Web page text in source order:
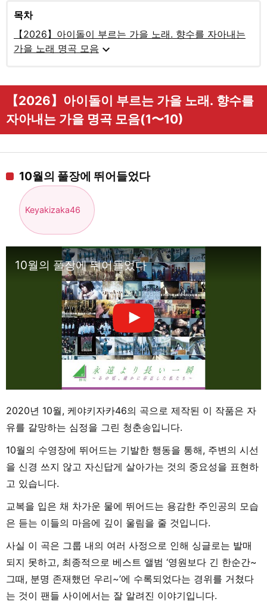
목차
【2026】아이돌이 부르는 가을 노래. 향수를 자아내는
가을 노래 명곡 모음 expand_more
【2026】아이돌이 부르는 가을 노래. 향수를
자아내는 가을 명곡 모음(1〜10)
10월의 풀장에 뛰어들었다
Keyakizaka46
10월의 풀장에 뛰어들었다
2020년 10월, 케야키자카46의 곡으로 제작된 이 작품은 자
유를 갈망하는 심정을 그린 청춘송입니다.
10월의 수영장에 뛰어드는 기발한 행동을 통해, 주변의 시선
을 신경 쓰지 않고 자신답게 살아가는 것의 중요성을 표현하
고 있습니다.
교복을 입은 채 차가운 물에 뛰어드는 용감한 주인공의 모습
은 듣는 이들의 마음에 깊이 울림을 줄 것입니다.
사실 이 곡은 그룹 내의 여러 사정으로 인해 싱글로는 발매
되지 못하고, 최종적으로 베스트 앨범 ‘영원보다 긴 한순간~
그때, 분명 존재했던 우리~’에 수록되었다는 경위를 거쳤다
는 것이 팬들 사이에서는 잘 알려진 이야기입니다.